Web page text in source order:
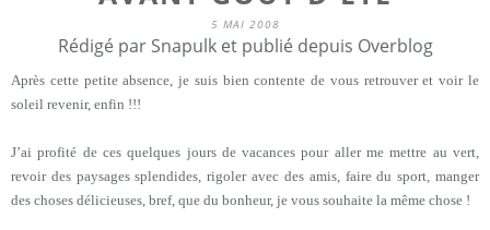
5 MAI 2008
Rédigé par Snapulk et publié depuis Overblog
Après cette petite absence, je suis bien contente de vous retrouver et voir le
soleil revenir, enfin !!!
J’ai profité de ces quelques jours de vacances pour aller me mettre au vert,
revoir des paysages splendides, rigoler avec des amis, faire du sport, manger
des choses délicieuses, bref, que du bonheur, je vous souhaite la même chose !